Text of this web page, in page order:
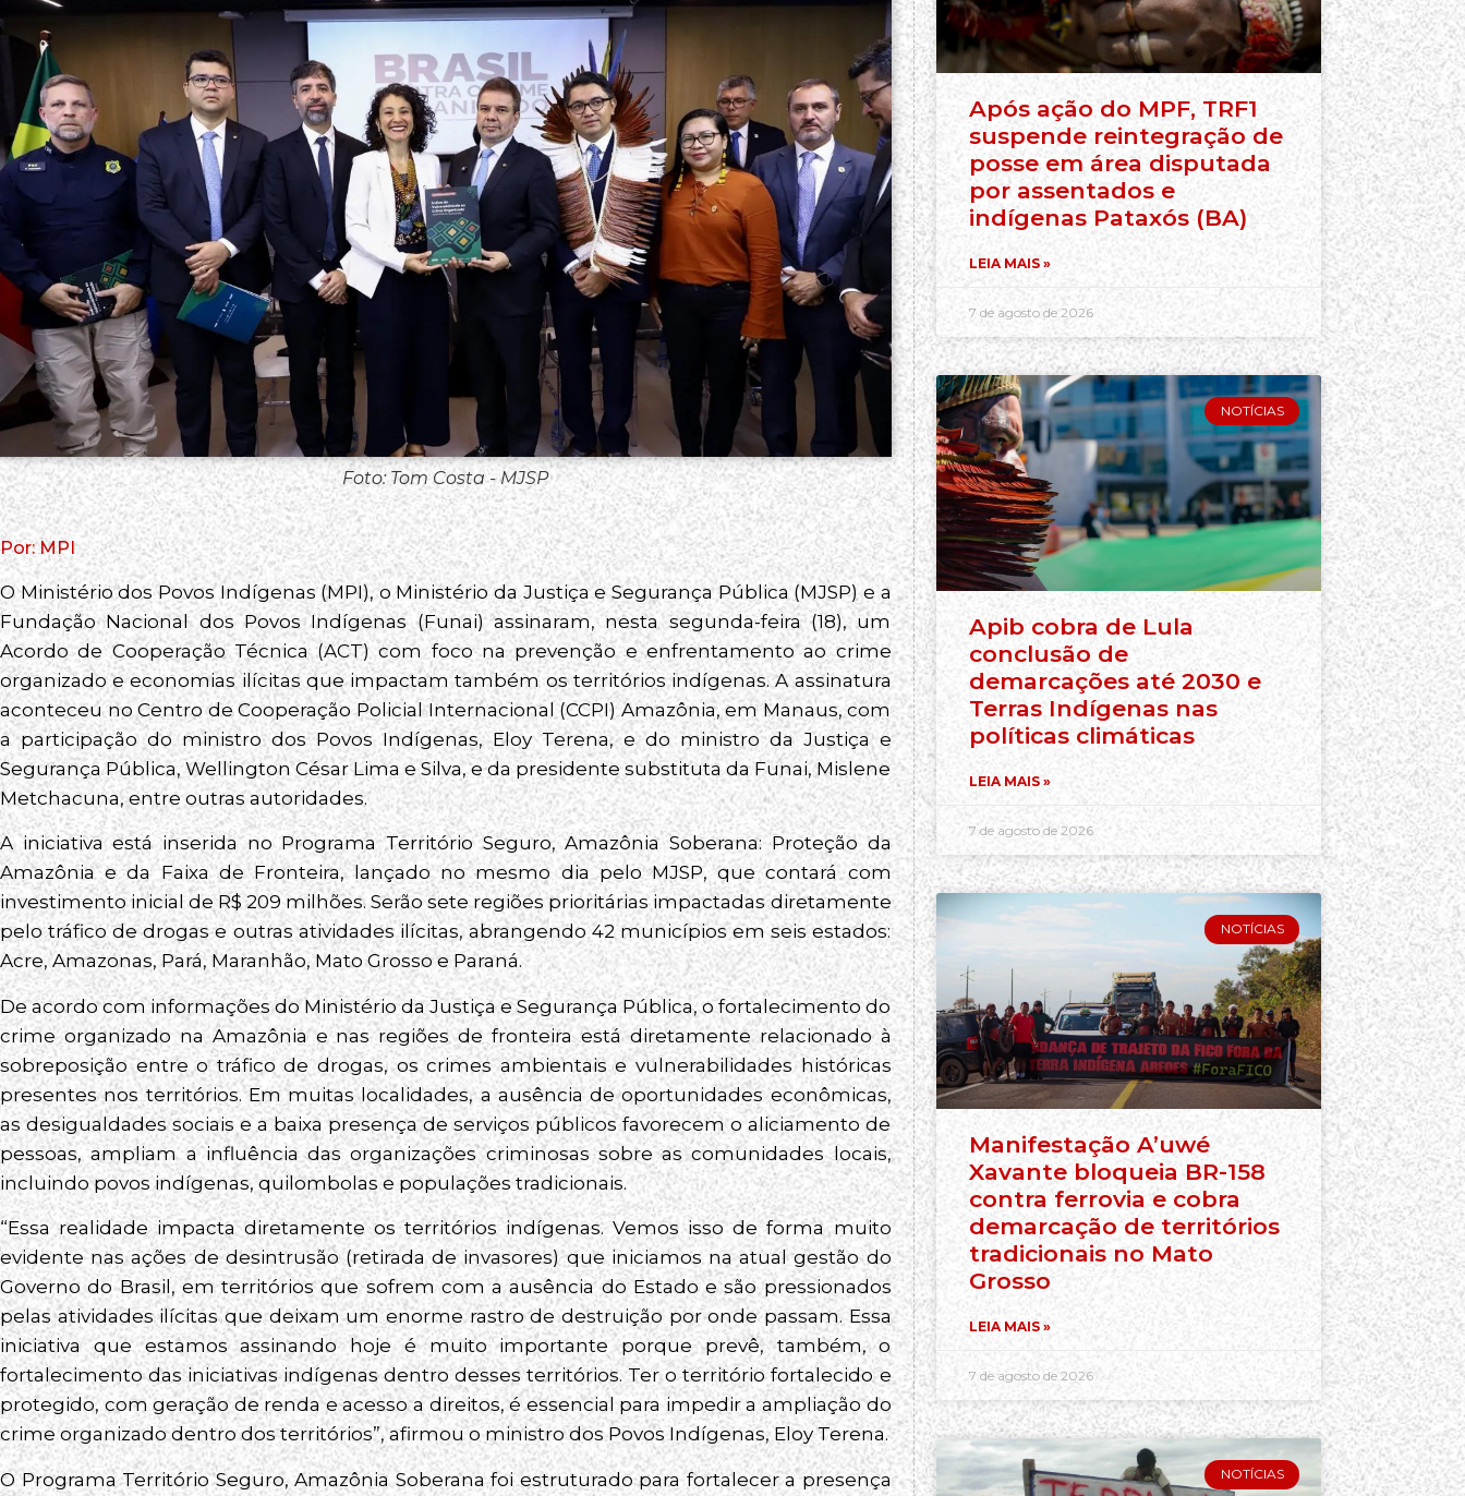
Foto: Tom Costa - MJSP
Por: MPI
O Ministério dos Povos Indígenas (MPI), o Ministério da Justiça e Segurança Pública (MJSP) e a
Fundação Nacional dos Povos Indígenas (Funai) assinaram, nesta segunda-feira (18), um
Acordo de Cooperação Técnica (ACT) com foco na prevenção e enfrentamento ao crime
organizado e economias ilícitas que impactam também os territórios indígenas. A assinatura
aconteceu no Centro de Cooperação Policial Internacional (CCPI) Amazônia, em Manaus, com
a participação do ministro dos Povos Indígenas, Eloy Terena, e do ministro da Justiça e
Segurança Pública, Wellington César Lima e Silva, e da presidente substituta da Funai, Mislene
Metchacuna, entre outras autoridades.
A iniciativa está inserida no Programa Território Seguro, Amazônia Soberana: Proteção da
Amazônia e da Faixa de Fronteira, lançado no mesmo dia pelo MJSP, que contará com
investimento inicial de R$ 209 milhões. Serão sete regiões prioritárias impactadas diretamente
pelo tráfico de drogas e outras atividades ilícitas, abrangendo 42 municípios em seis estados:
Acre, Amazonas, Pará, Maranhão, Mato Grosso e Paraná.
De acordo com informações do Ministério da Justiça e Segurança Pública, o fortalecimento do
crime organizado na Amazônia e nas regiões de fronteira está diretamente relacionado à
sobreposição entre o tráfico de drogas, os crimes ambientais e vulnerabilidades históricas
presentes nos territórios. Em muitas localidades, a ausência de oportunidades econômicas,
as desigualdades sociais e a baixa presença de serviços públicos favorecem o aliciamento de
pessoas, ampliam a influência das organizações criminosas sobre as comunidades locais,
incluindo povos indígenas, quilombolas e populações tradicionais.
“Essa realidade impacta diretamente os territórios indígenas. Vemos isso de forma muito
evidente nas ações de desintrusão (retirada de invasores) que iniciamos na atual gestão do
Governo do Brasil, em territórios que sofrem com a ausência do Estado e são pressionados
pelas atividades ilícitas que deixam um enorme rastro de destruição por onde passam. Essa
iniciativa que estamos assinando hoje é muito importante porque prevê, também, o
fortalecimento das iniciativas indígenas dentro desses territórios. Ter o território fortalecido e
protegido, com geração de renda e acesso a direitos, é essencial para impedir a ampliação do
crime organizado dentro dos territórios”, afirmou o ministro dos Povos Indígenas, Eloy Terena.
O Programa Território Seguro, Amazônia Soberana foi estruturado para fortalecer a presença
Após ação do MPF, TRF1
suspende reintegração de
posse em área disputada
por assentados e
indígenas Pataxós (BA)
LEIA MAIS »
7 de agosto de 2026
NOTÍCIAS
Apib cobra de Lula
conclusão de
demarcações até 2030 e
Terras Indígenas nas
políticas climáticas
LEIA MAIS »
7 de agosto de 2026
NOTÍCIAS
Manifestação A’uwé
Xavante bloqueia BR-158
contra ferrovia e cobra
demarcação de territórios
tradicionais no Mato
Grosso
LEIA MAIS »
7 de agosto de 2026
NOTÍCIAS